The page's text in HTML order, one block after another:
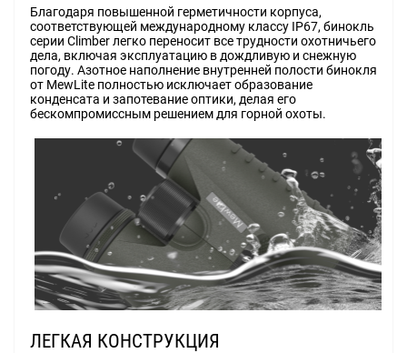
Благодаря повышенной герметичности корпуса,
соответствующей международному классу IP67, бинокль
серии Climber легко переносит все трудности охотничьего
дела, включая эксплуатацию в дождливую и снежную
погоду. Азотное наполнение внутренней полости бинокля
от MewLite полностью исключает образование
конденсата и запотевание оптики, делая его
бескомпромиссным решением для горной охоты.
ЛЕГКАЯ КОНСТРУКЦИЯ